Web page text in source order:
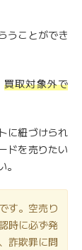
うことができ
買取対象外で
に紐づけられ
ドを売りたい
す。空売り
時に必ず発
詐欺罪に問